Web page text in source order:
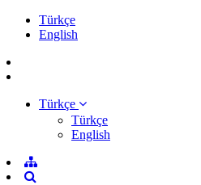
Türkçe
English
Türkçe
Türkçe
English